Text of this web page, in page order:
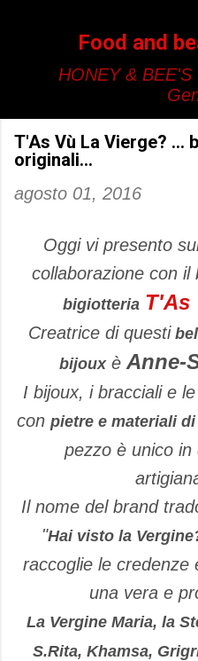
Food and
HONEY &
T'As Vù La Vierge? ...
originali...
agosto 01, 2016
Oggi vi presento
collaborazione con il
bigiotteria T'As
Creatrice di questi
bijouxè Anne-
I bijoux, i bracciali e
con pietre e materiali
pezzo è unico
Il nome del brand
"Hai visto la
raccoglie le credenze
una vera e
La Vergine Maria, la
S.Rita, Khamsa,